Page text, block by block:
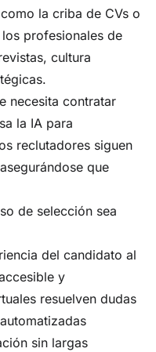
la criba de CVs o
profesionales de
cultura
necesita contratar
la IA para
reclutadores siguen
que
de selección sea
del candidato al
y
resuelven dudas
sin largas